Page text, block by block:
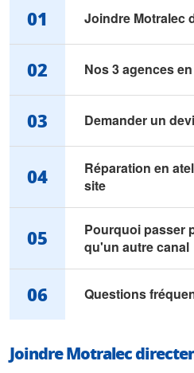
01 Joindre Motralec
02 Nos 3 agences
03 Demander un
04
Réparation en
site
05
Pourquoi passer
qu'un autre canal
06 Questions
Joindre Motralec